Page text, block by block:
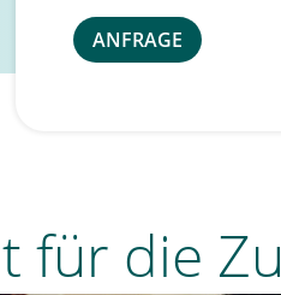
ANFRAGE
für die